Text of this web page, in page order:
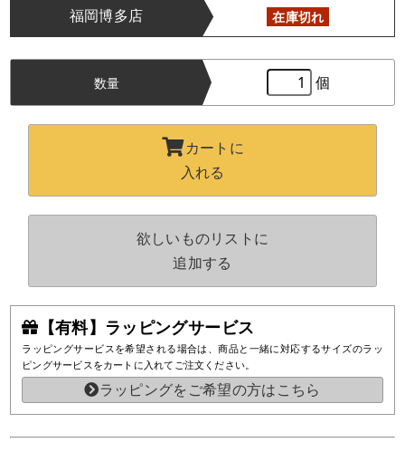
福岡博多店 在庫切れ
【有料】ラッピングサービス
ラッピングサービスを希望される場合は、商品と一緒に対応するサイズのラッ
ピングサービスをカートに入れてご注文ください。
ラッピングをご希望の方はこちら
数量 個
カートに
入れる
欲しいものリストに
追加する